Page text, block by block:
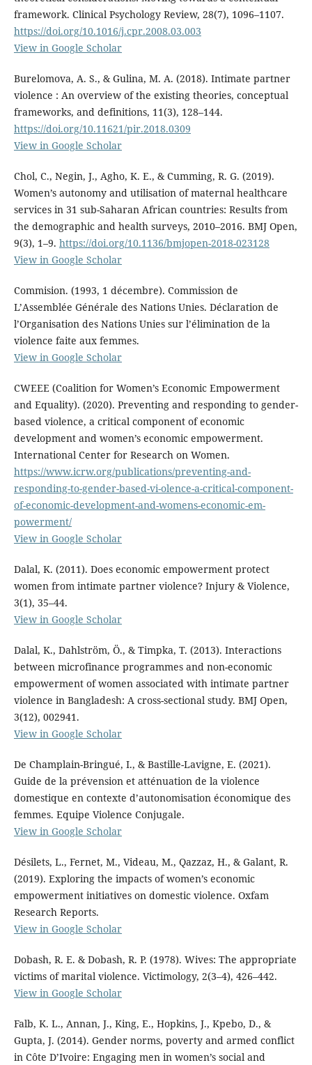
framework. Clinical Psychology Review, 28(7), 1096–1107.
https://doi.org/10.1016/j.cpr.2008.03.003
View in Google Scholar
Burelomova, A. S., & Gulina, M. A. (2018). Intimate partner
violence : An overview of the existing theories, conceptual
frameworks, and definitions, 11(3), 128–144.
https://doi.org/10.11621/pir.2018.0309
View in Google Scholar
Chol, C., Negin, J., Agho, K. E., & Cumming, R. G. (2019).
Women’s autonomy and utilisation of maternal healthcare
services in 31 sub-Saharan African countries: Results from
the demographic and health surveys, 2010–2016. BMJ Open,
9(3), 1–9. https://doi.org/10.1136/bmjopen-2018-023128
View in Google Scholar
Commision. (1993, 1 décembre). Commission de
L’Assemblée Générale des Nations Unies. Déclaration de
l’Organisation des Nations Unies sur l’élimination de la
violence faite aux femmes.
View in Google Scholar
CWEEE (Coalition for Women’s Economic Empowerment
and Equality). (2020). Preventing and responding to gender-
based violence, a critical component of economic
development and women’s economic empowerment.
International Center for Research on Women.
https://www.icrw.org/publications/preventing-and-
responding-to-gender-based-vi-olence-a-critical-component-
of-economic-development-and-womens-economic-em-
powerment/
View in Google Scholar
Dalal, K. (2011). Does economic empowerment protect
women from intimate partner violence? Injury & Violence,
3(1), 35–44.
View in Google Scholar
Dalal, K., Dahlström, Ö., & Timpka, T. (2013). Interactions
between microfinance programmes and non-economic
empowerment of women associated with intimate partner
violence in Bangladesh: A cross-sectional study. BMJ Open,
3(12), 002941.
View in Google Scholar
De Champlain-Bringué, I., & Bastille-Lavigne, E. (2021).
Guide de la prévension et atténuation de la violence
domestique en contexte d’autonomisation économique des
femmes. Equipe Violence Conjugale.
View in Google Scholar
Désilets, L., Fernet, M., Videau, M., Qazzaz, H., & Galant, R.
(2019). Exploring the impacts of women’s economic
empowerment initiatives on domestic violence. Oxfam
Research Reports.
View in Google Scholar
Dobash, R. E. & Dobash, R. P. (1978). Wives: The appropriate
victims of marital violence. Victimology, 2(3–4), 426–442.
View in Google Scholar
Falb, K. L., Annan, J., King, E., Hopkins, J., Kpebo, D., &
Gupta, J. (2014). Gender norms, poverty and armed conflict
in Côte D’Ivoire: Engaging men in women’s social and